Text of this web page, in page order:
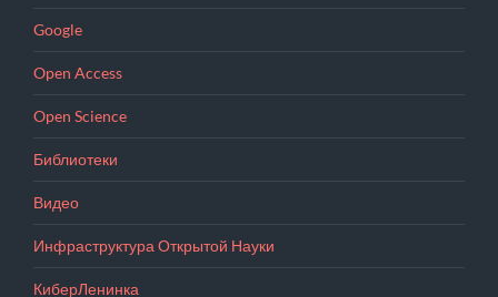
Google
Open Access
Open Science
Библиотеки
Видео
Инфраструктура Открытой Науки
КиберЛенинка